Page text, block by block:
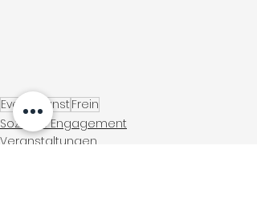
Events Kunst Frein
Soziales Engagement
Veranstaltungen